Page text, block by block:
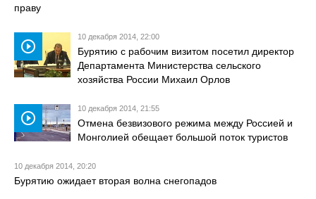
праву
play_circle_outline
10 декабря 2014, 22:00
Бурятию с рабочим визитом посетил директор
Департамента Министерства сельского
хозяйства России Михаил Орлов
play_circle_outline
10 декабря 2014, 21:55
Отмена безвизового режима между Россией и
Монголией обещает большой поток туристов
10 декабря 2014, 20:20
Бурятию ожидает вторая волна снегопадов